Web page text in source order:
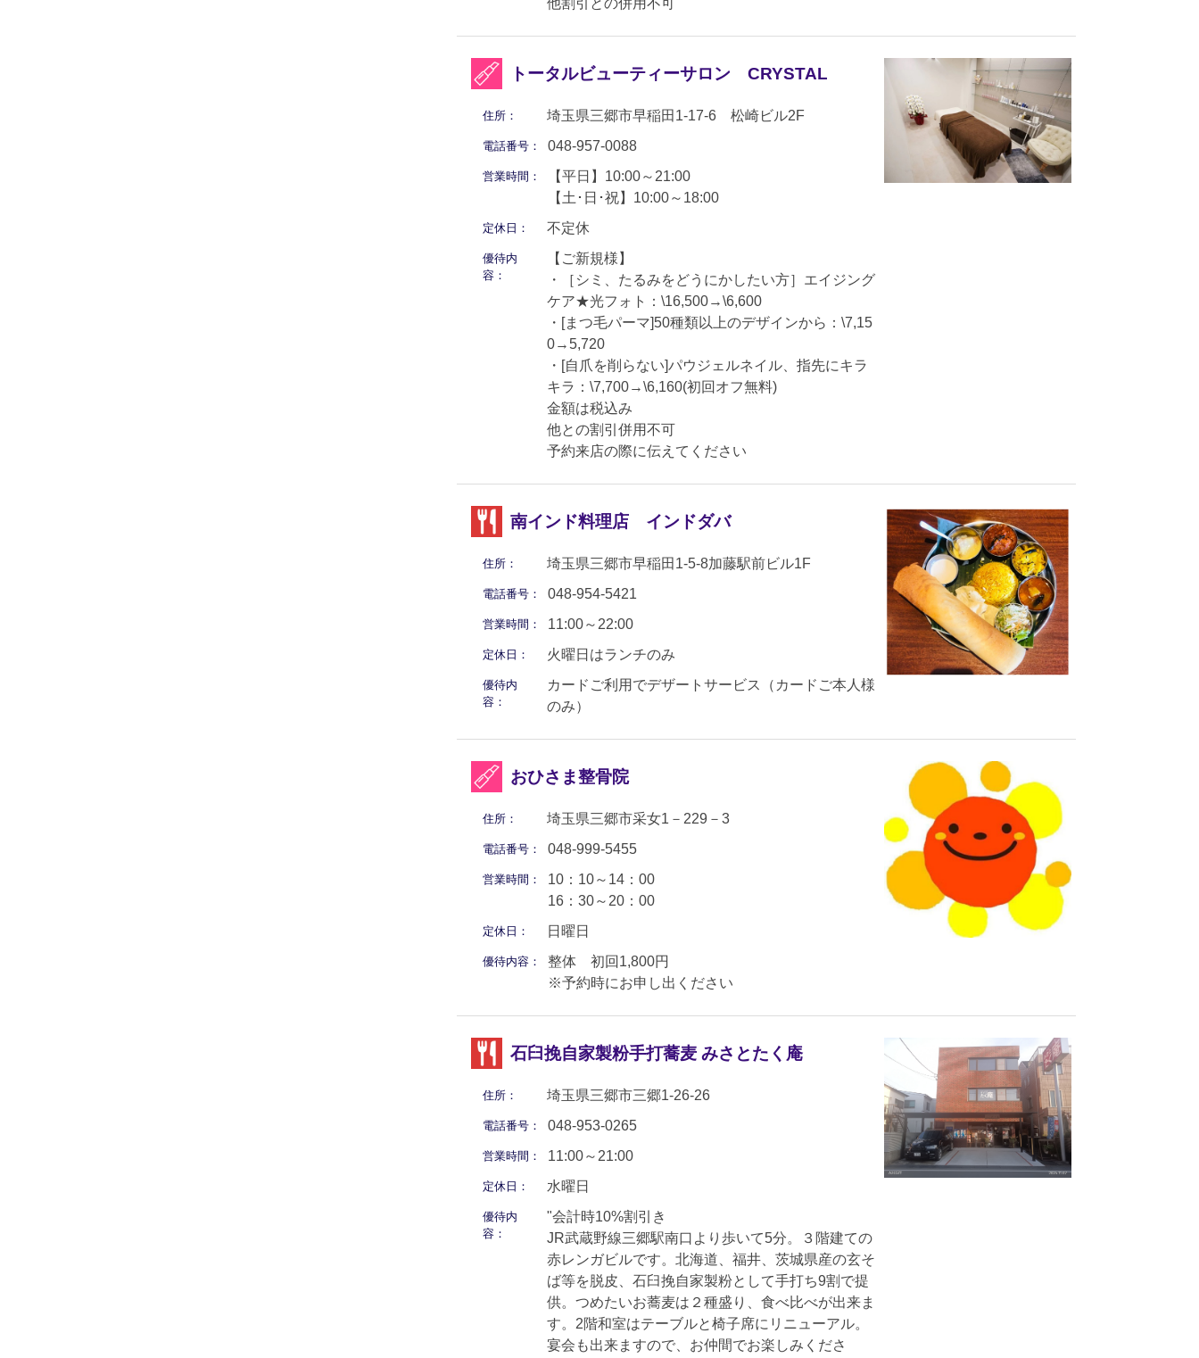
他割引との併用不可
トータルビューティーサロン CRYSTAL
住所： 埼玉県三郷市早稲田1-17-6 松崎ビル2F
電話番号： 048-957-0088
営業時間：
【平日】10:00～21:00
【土･日･祝】10:00～18:00
定休日： 不定休
優待内
容：
【ご新規様】
・［シミ、たるみをどうにかしたい方］エイジング
ケア★光フォト：\16,500→\6,600
・[まつ毛パーマ]50種類以上のデザインから：\7,15
0→5,720
・[自爪を削らない]パウジェルネイル、指先にキラ
キラ：\7,700→\6,160(初回オフ無料)
金額は税込み
他との割引併用不可
予約来店の際に伝えてください
南インド料理店 インドダバ
住所： 埼玉県三郷市早稲田1-5-8加藤駅前ビル1F
電話番号： 048-954-5421
営業時間： 11:00～22:00
定休日： 火曜日はランチのみ
優待内
容：
カードご利用でデザートサービス（カードご本人様
のみ）
おひさま整骨院
住所： 埼玉県三郷市采女1－229－3
電話番号： 048-999-5455
営業時間：
10：10～14：00
16：30～20：00
定休日： 日曜日
優待内容：
整体 初回1,800円
※予約時にお申し出ください
石臼挽自家製粉手打蕎麦 みさとたく庵
住所： 埼玉県三郷市三郷1-26-26
電話番号： 048-953-0265
営業時間： 11:00～21:00
定休日： 水曜日
優待内
容：
"会計時10%割引き
JR武蔵野線三郷駅南口より歩いて5分。３階建ての
赤レンガビルです。北海道、福井、茨城県産の玄そ
ば等を脱皮、石臼挽自家製粉として手打ち9割で提
供。つめたいお蕎麦は２種盛り、食べ比べが出来ま
す。2階和室はテーブルと椅子席にリニューアル。
宴会も出来ますので、お仲間でお楽しみくださ